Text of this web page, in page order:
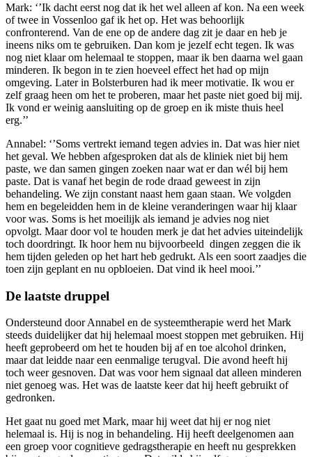
Mark: ‘’Ik dacht eerst nog dat ik het wel alleen af kon. Na een week
of twee in Vossenloo gaf ik het op. Het was behoorlijk
confronterend. Van de ene op de andere dag zit je daar en heb je
ineens niks om te gebruiken. Dan kom je jezelf echt tegen. Ik was
nog niet klaar om helemaal te stoppen, maar ik ben daarna wel gaan
minderen. Ik begon in te zien hoeveel effect het had op mijn
omgeving. Later in Bolsterburen had ik meer motivatie. Ik wou er
zelf graag heen om het te proberen, maar het paste niet goed bij mij.
Ik vond er weinig aansluiting op de groep en ik miste thuis heel
erg.’’
Annabel: ‘’Soms vertrekt iemand tegen advies in. Dat was hier niet
het geval. We hebben afgesproken dat als de kliniek niet bij hem
paste, we dan samen gingen zoeken naar wat er dan wél bij hem
paste. Dat is vanaf het begin de rode draad geweest in zijn
behandeling. We zijn constant naast hem gaan staan. We volgden
hem en begeleidden hem in de kleine veranderingen waar hij klaar
voor was. Soms is het moeilijk als iemand je advies nog niet
opvolgt. Maar door vol te houden merk je dat het advies uiteindelijk
toch doordringt. Ik hoor hem nu bijvoorbeeld dingen zeggen die ik
hem tijden geleden op het hart heb gedrukt. Als een soort zaadjes die
toen zijn geplant en nu opbloeien. Dat vind ik heel mooi.’’
De laatste druppel
Ondersteund door Annabel en de systeemtherapie werd het Mark
steeds duidelijker dat hij helemaal moest stoppen met gebruiken. Hij
heeft geprobeerd om het te houden bij af en toe alcohol drinken,
maar dat leidde naar een eenmalige terugval. Die avond heeft hij
toch weer gesnoven. Dat was voor hem signaal dat alleen minderen
niet genoeg was. Het was de laatste keer dat hij heeft gebruikt of
gedronken.
Het gaat nu goed met Mark, maar hij weet dat hij er nog niet
helemaal is. Hij is nog in behandeling. Hij heeft deelgenomen aan
een groep voor cognitieve gedragstherapie en heeft nu gesprekken